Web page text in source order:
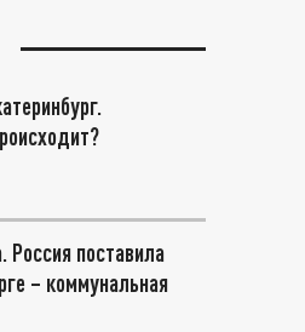
Россия поставила
– коммунальная